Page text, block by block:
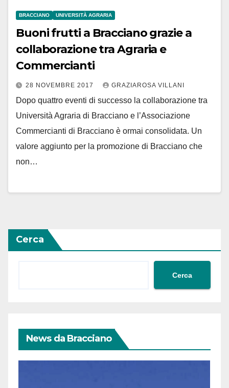
BRACCIANO UNIVERSITÀ AGRARIA
Buoni frutti a Bracciano grazie a
collaborazione tra Agraria e
Commercianti
28 NOVEMBRE 2017 GRAZIAROSA VILLANI
Dopo quattro eventi di successo la collaborazione tra
Università Agraria di Bracciano e l’Associazione
Commercianti di Bracciano è ormai consolidata. Un
valore aggiunto per la promozione di Bracciano che
non…
Cerca
Cerca
News da Bracciano